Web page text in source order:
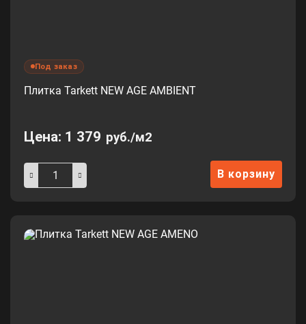
Под заказ
Плитка Tarkett NEW AGE AMBIENT
Цена: 1 379 руб./м2
В корзину